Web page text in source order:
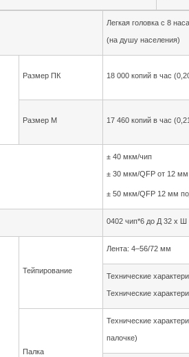
Легкая головка с 8
(на душу населения)
Размер ПК 18 000 копий в час
Размер М 17 460 копий в час
± 40 мкм/чип
± 30 мкм/QFP от 12
± 50 мкм/QFP 12 мм
0402 чип*6 до Д 32 x Ш
Тейпирование
Лента: 4–56/72 мм
Технические
Технические
Палка
Технические
палочке)